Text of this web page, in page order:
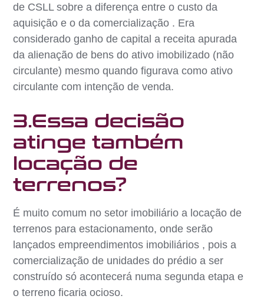
de CSLL sobre a diferença entre o custo da
aquisição e o da comercialização . Era
considerado ganho de capital a receita apurada
da alienação de bens do ativo imobilizado (não
circulante) mesmo quando figurava como ativo
circulante com intenção de venda.
3.Essa decisão
atinge também
locação de
terrenos?
É muito comum no setor imobiliário a locação de
terrenos para estacionamento, onde serão
lançados empreendimentos imobiliários , pois a
comercialização de unidades do prédio a ser
construído só acontecerá numa segunda etapa e
o terreno ficaria ocioso.